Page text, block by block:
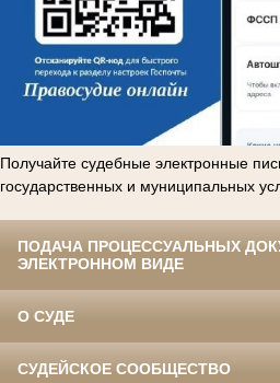
Получайте судебные электронные
государственных и муниципальных
ПОДАЧА ПРОЦЕССУАЛЬНЫХ
ЭЛЕКТРОННОМ ВИДЕ
О СУДЕ
СУДЕЙСКОЕ СООБЩЕСТВО